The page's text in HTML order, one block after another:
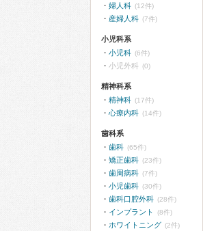
婦人科 (12件)
産婦人科 (7件)
小児科系
小児科 (6件)
小児外科 (0)
精神科系
精神科 (17件)
心療内科 (14件)
歯科系
歯科 (65件)
矯正歯科 (23件)
歯周病科 (7件)
小児歯科 (30件)
歯科口腔外科 (28件)
インプラント (8件)
ホワイトニング (2件)